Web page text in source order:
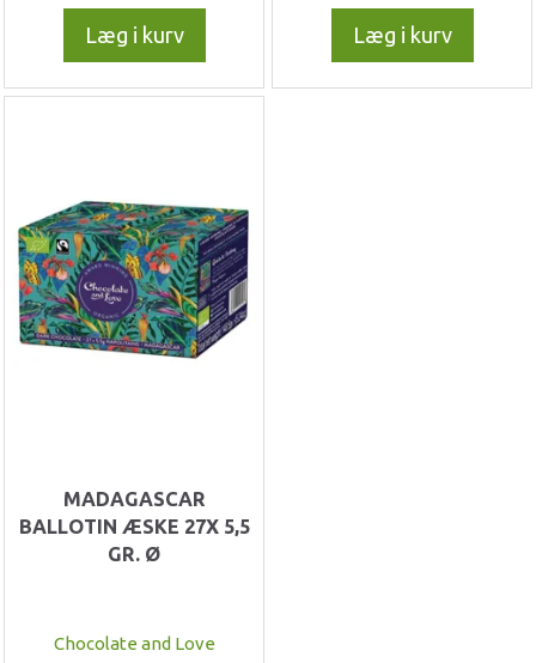
Læg i kurv Læg i kurv
MADAGASCAR
BALLOTIN ÆSKE 27X 5,5
GR. Ø
Chocolate and Love